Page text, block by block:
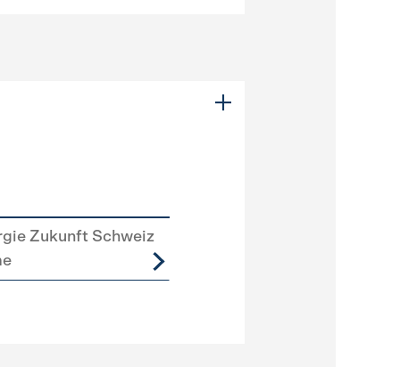
Zukunft Schweiz